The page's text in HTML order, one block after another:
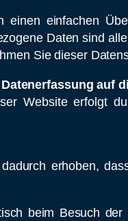
einen einfachen
Daten sind
Sie dieser
auf
Website erfolgt
erhoben,
beim Besuch